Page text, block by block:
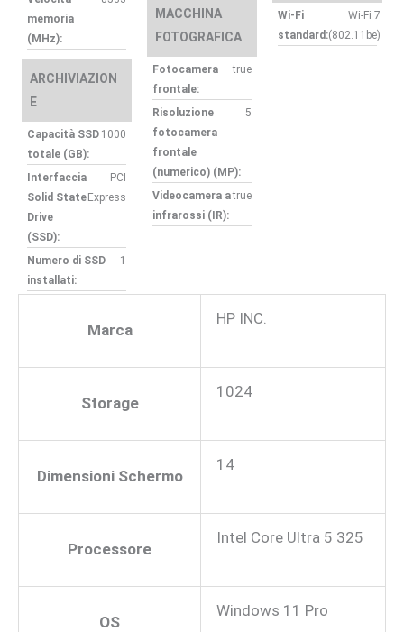
memoria
(MHz):
ARCHIVIAZION
E
Capacità SSD
totale (GB):
1000
Interfaccia
Solid State
Drive
(SSD):
PCI
Express
Numero di SSD
installati:
1
MACCHINA
FOTOGRAFICA
Fotocamera
frontale:
true
Risoluzione
fotocamera
frontale
(numerico) (MP):
5
Videocamera a
infrarossi (IR):
true
Wi-Fi
standard:
Wi-Fi 7
(802.11be)
Marca
HP INC.
Storage
1024
Dimensioni Schermo
14
Processore
Intel Core Ultra 5 325
OS
Windows 11 Pro